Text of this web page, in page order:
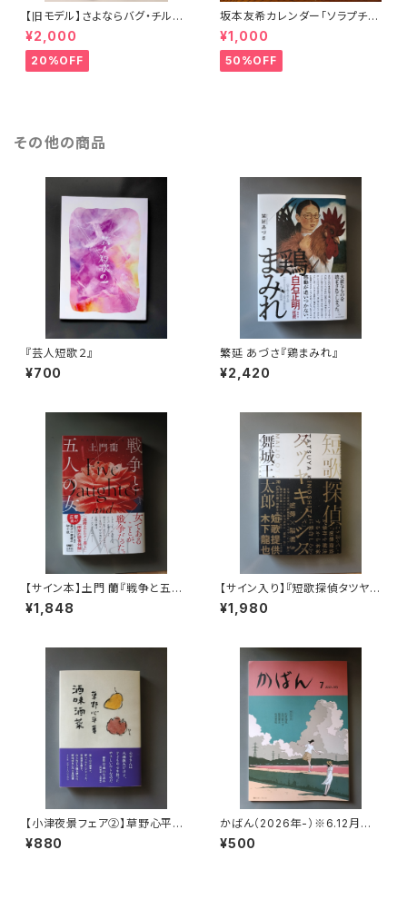
【旧モデル】さよならバグ・チルド
レン（Tanka T-shirt）
¥2,000
20%OFF
坂本友希カレンダー「ソラプチの
１２ヶ月」
¥1,000
50%OFF
その他の商品
『芸人短歌２』
¥700
繁延 あづさ『鶏まみれ』
¥2,420
【サイン本】土門 蘭『戦争と五人
の女』
¥1,848
【サイン入り】『短歌探偵タツヤキ
ノシタ』舞城王太郎
¥1,980
【小津夜景フェア②】草野心平
『酒味酒菜』
¥880
かばん（2026年-）※6.12月号
以外
¥500